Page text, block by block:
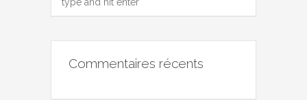
Commentaires récents